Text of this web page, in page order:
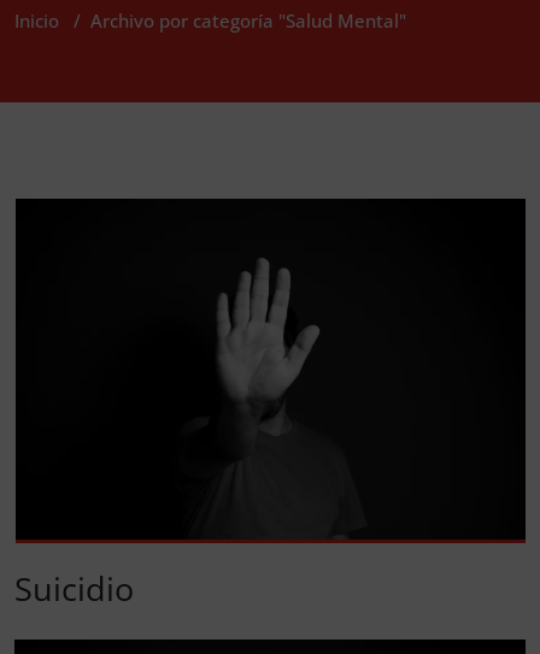
Inicio / Archivo por categoría "Salud Mental"
Suicidio